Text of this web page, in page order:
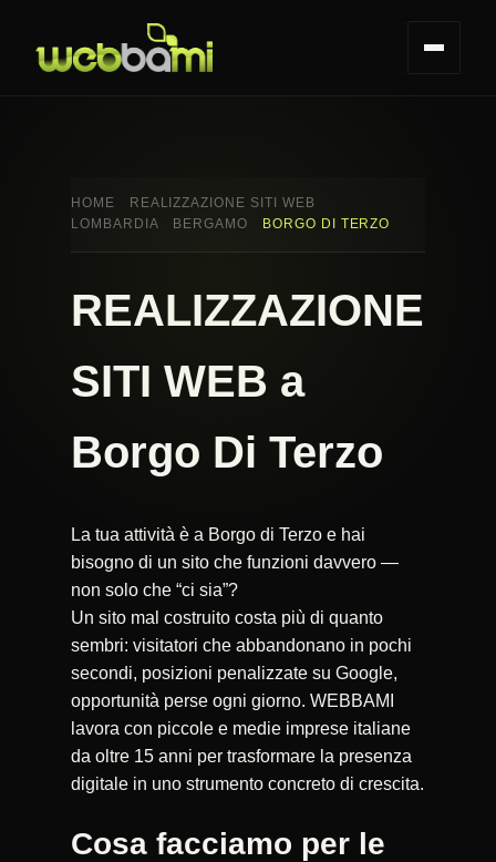
HOME
REALIZZAZIONE SITI WEB
LOMBARDIA
BERGAMO BORGO DI TERZO
REALIZZAZIONE
SITI WEB a
Borgo Di Terzo
La tua attività è a Borgo di Terzo e hai
bisogno di un sito che funzioni davvero —
non solo che “ci sia”?
Un sito mal costruito costa più di quanto
sembri: visitatori che abbandonano in pochi
secondi, posizioni penalizzate su Google,
opportunità perse ogni giorno. WEBBAMI
lavora con piccole e medie imprese italiane
da oltre 15 anni per trasformare la presenza
digitale in uno strumento concreto di crescita.
Cosa facciamo per le